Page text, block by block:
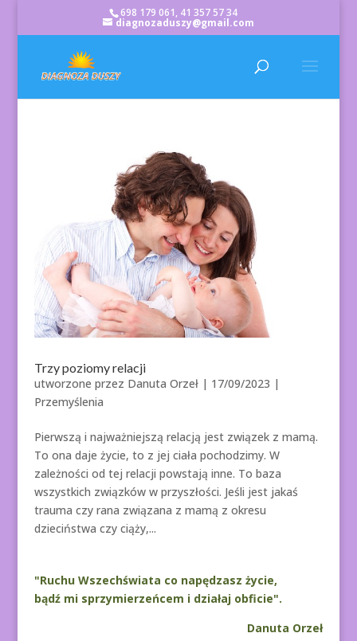
698 179 061, 41 357 57 34
diagnozaduszy@gmail.com
Trzy poziomy relacji
utworzone przez Danuta Orzeł| 17/09/2023 |
Przemyślenia
Pierwszą i najważniejszą relacją jest związek z mamą.
To ona daje życie, to z jej ciała pochodzimy. W
zależności od tej relacji powstają inne. To baza
wszystkich związków w przyszłości. Jeśli jest jakaś
trauma czy rana związana z mamą z okresu
dzieciństwa czy ciąży,...
"Ruchu Wszechświata co napędzasz życie,
bądź mi sprzymierzeńcem i działaj obficie".
Danuta Orzeł